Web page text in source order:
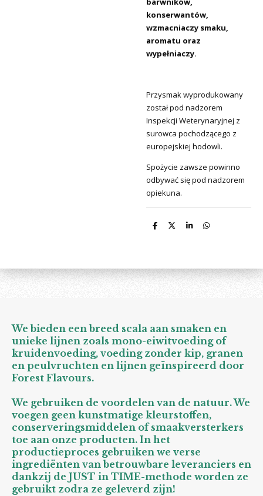
konserwantów,
wzmacniaczy smaku,
aromatu oraz
wypełniaczy.
Przysmak wyprodukowany
został pod nadzorem
Inspekcji Weterynaryjnej z
surowca pochodzącego z
europejskiej hodowli.
Spożycie zawsze powinno
odbywać się pod nadzorem
opiekuna.
D
D
S
D
We bieden een breed scala aan smaken en
unieke lijnen zoals mono-eiwitvoeding of
kruidenvoeding, voeding zonder kip, granen
en peulvruchten en lijnen geïnspireerd door
Forest Flavours.
We gebruiken de voordelen van de natuur. We
voegen geen kunstmatige kleurstoffen,
conserveringsmiddelen of smaakversterkers
toe aan onze producten. In het
productieproces gebruiken we verse
ingrediënten van betrouwbare leveranciers en
dankzij de JUST in TIME-methode worden ze
gebruikt zodra ze geleverd zijn!